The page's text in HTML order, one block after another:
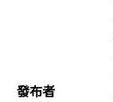
發布者